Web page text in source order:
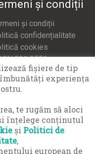
și condiții
și condiții
confidențialitate
cookies
021 9551
fişiere de tip
experiența
te rugăm să aloci
înțelege conținutul
și Politici de
,
european de